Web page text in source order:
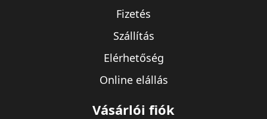
Fizetés
Szállítás
Elérhetőség
Online elállás
Vásárlói fiók